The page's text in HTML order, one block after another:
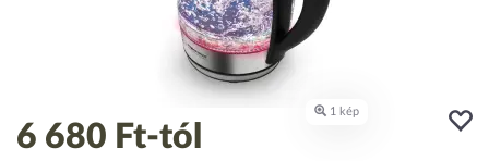
6 680 Ft-tól